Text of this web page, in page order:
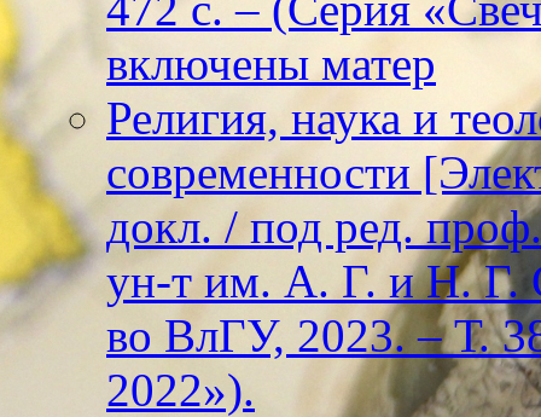
включены матер
Религия, наука и
современности
докл. / под ред.
ун-т им. А. Г. и Н. Г.
во ВлГУ, 2023. – Т.
2022»).